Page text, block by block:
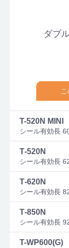
ダブ
T-520N MINI
シール有効長
T‐520N
シール有効長
T‐620N
シール有効長
T‐850N
シール有効長
T-WP600(G)